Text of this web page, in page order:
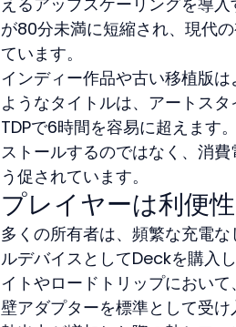
が80分未満に短縮され、現代
ています。
インディー作品や古い移植版
ようなタイトルは、アートス
TDPで6時間を容易に超えます
ストールするのではなく、消
う促されています。
プレイヤーは利便
多くの所有者は、頻繁な充電
ルデバイスとしてDeckを購入
イトやロードトリップにおい
壁アダプターを標準として受